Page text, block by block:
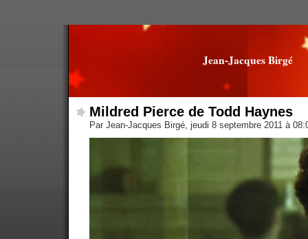
Jean-Jacques Birgé
Mildred Pierce de Todd Haynes
Par Jean-Jacques Birgé, jeudi 8 septembre 2011 à